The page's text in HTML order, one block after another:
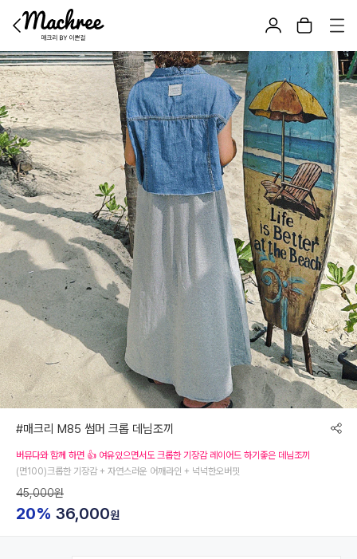
#매크리 M85 썸머 크롭 데님조끼
버뮤다와 함께 하면 👍 여유있으면서도 크롭한 기장감 레이어드 하기좋은 데님조끼
(면100)크롭한 기장감 + 자연스러운 어깨라인 + 넉넉한오버핏
45,000원
20% 36,000원